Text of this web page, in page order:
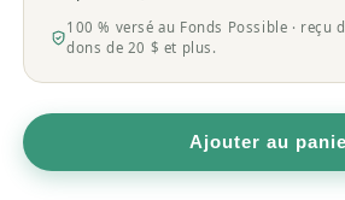
100 % versé au Fonds Possible · reçu
dons de 20 $ et plus.
Ajouter au